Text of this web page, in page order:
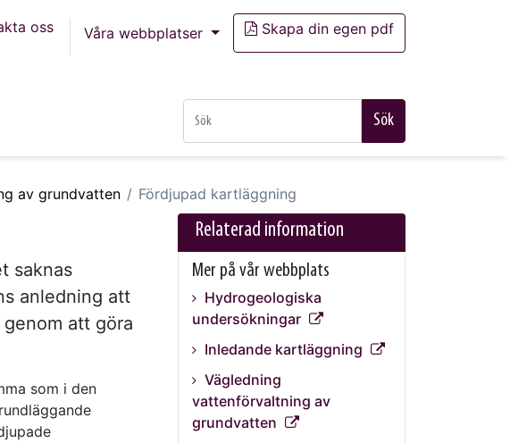
oss Våra webbplatser Skapa din egen pdf
Sök
av grundvatten Fördjupad kartläggning
saknas
anledning att
att göra
som i den
Relaterad information
Mer på vår webbplats
Hydrogeologiska
undersökningar
Inledande kartläggning
Vägledning
vattenförvaltning av
grundvatten